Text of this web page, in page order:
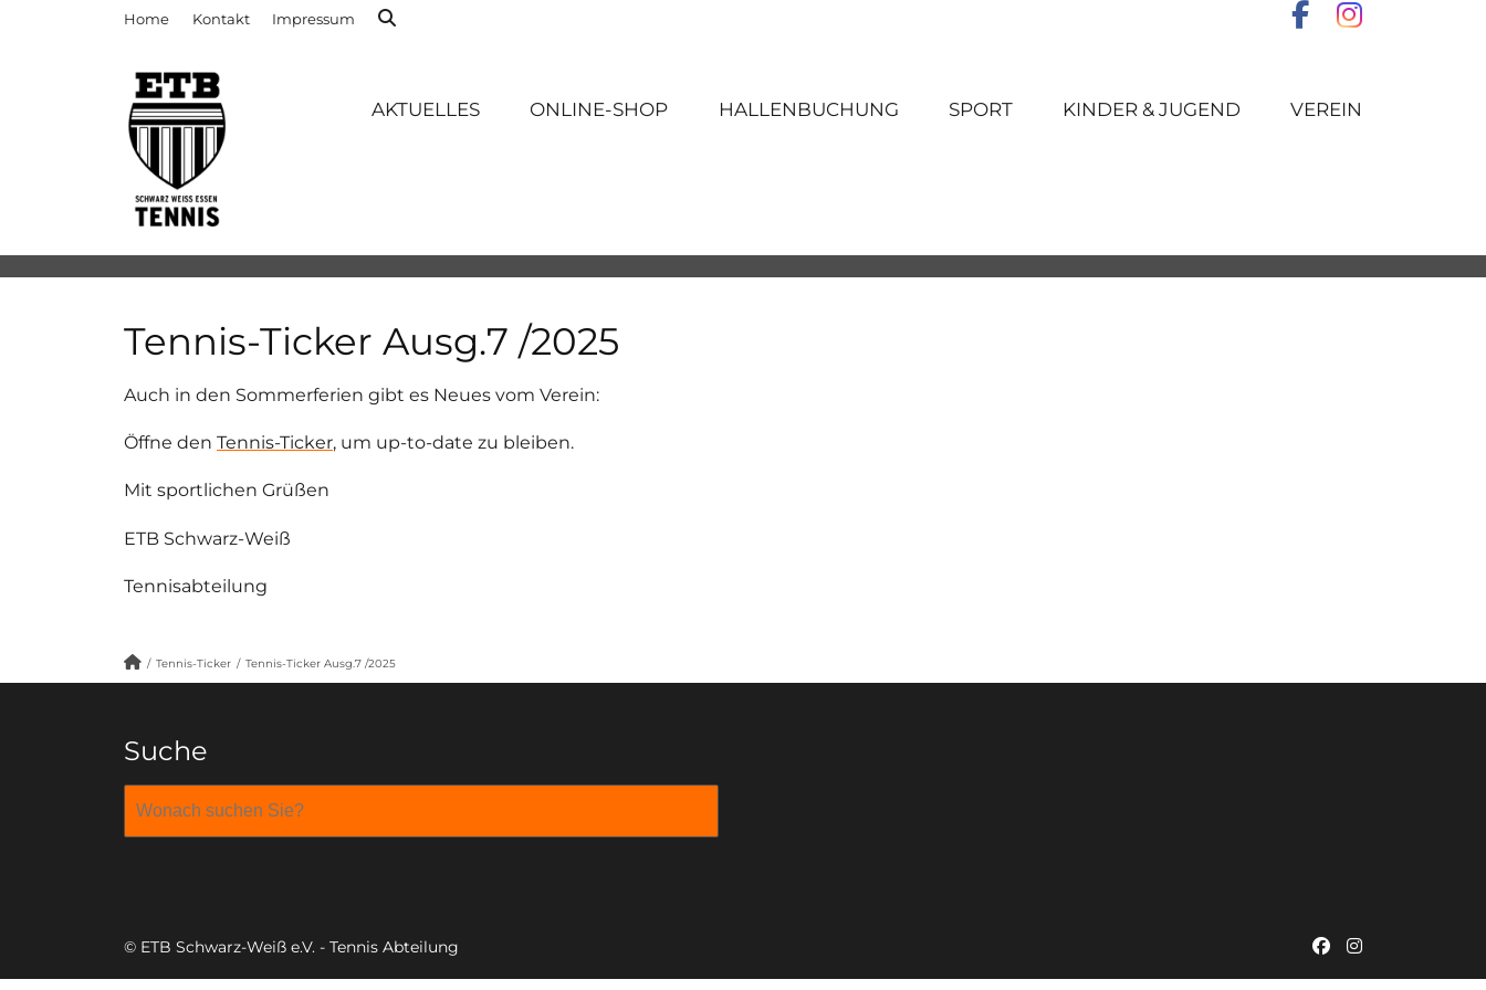
Home Kontakt Impressum
AKTUELLES ONLINE-SHOP HALLENBUCHUNG SPORT KINDER & JUGEND VEREIN
Tennis-Ticker Ausg.7 /2025
Auch in den Sommerferien gibt es Neues vom Verein:
Öffne den Tennis-Ticker, um up-to-date zu bleiben.
Mit sportlichen Grüßen
ETB Schwarz-Weiß
Tennisabteilung
/ Tennis-Ticker / Tennis-Ticker Ausg.7 /2025
Suche
© ETB Schwarz-Weiß e.V. - Tennis Abteilung